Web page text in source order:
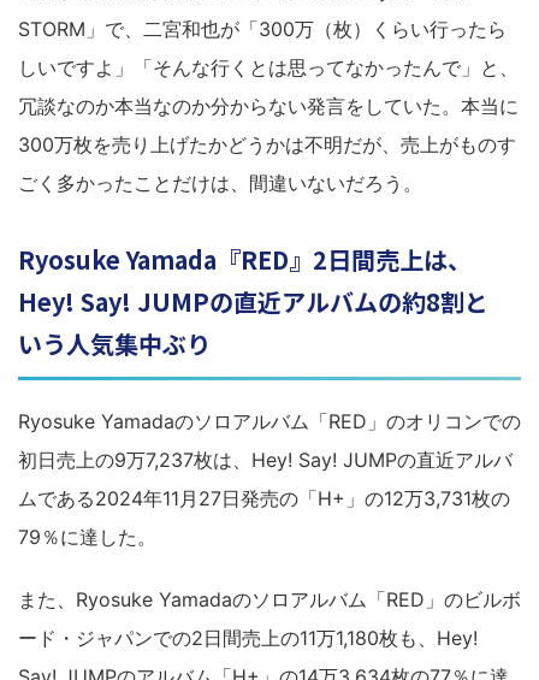
STORM」で、二宮和也が「300万（枚）くらい行ったら
しいですよ」「そんな行くとは思ってなかったんで」と、
冗談なのか本当なのか分からない発言をしていた。本当に
300万枚を売り上げたかどうかは不明だが、売上がものす
ごく多かったことだけは、間違いないだろう。
Ryosuke Yamada『RED』2日間売上は、
Hey! Say! JUMPの直近アルバムの約8割と
いう人気集中ぶり
Ryosuke Yamadaのソロアルバム「RED」のオリコンでの
初日売上の9万7,237枚は、Hey! Say! JUMPの直近アルバ
ムである2024年11月27日発売の「H+」の12万3,731枚の
79％に達した。
また、Ryosuke Yamadaのソロアルバム「RED」のビルボ
ード・ジャパンでの2日間売上の11万1,180枚も、Hey!